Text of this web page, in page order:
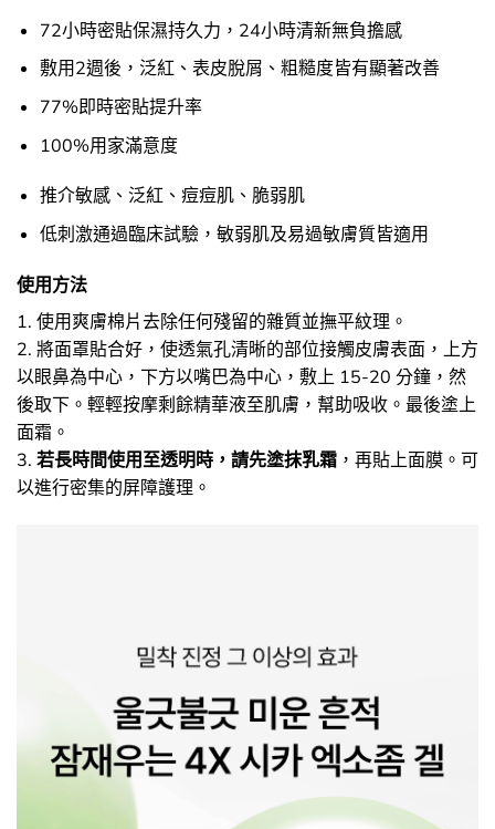
72小時密貼保濕持久力，24小時清新無負擔感
敷用2週後，泛紅、表皮脫屑、粗糙度皆有顯著改善
77%即時密貼提升率
100%用家滿意度
推介敏感、泛紅、痘痘肌、脆弱肌
低刺激通過臨床試驗，敏弱肌及易過敏膚質皆適用
使用方法
1. 使用爽膚棉片去除任何殘留的雜質並撫平紋理。
2. 將面罩貼合好，使透氣孔清晰的部位接觸皮膚表面，上方
以眼鼻為中心，下方以嘴巴為中心，敷上 15-20 分鐘，然
後取下。輕輕按摩剩餘精華液至肌膚，幫助吸收。最後塗上
面霜。
3. 若長時間使用至透明時，請先塗抹乳霜 ，再貼上面膜。可
以進行密集的屏障護理。